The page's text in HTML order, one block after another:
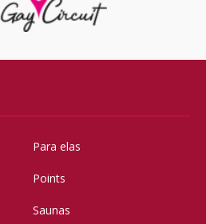
Para elas
Points
Saunas